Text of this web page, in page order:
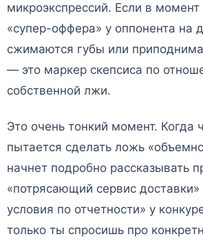
микроэкспрессий. Если в
«супер-оффера» у оппонента на
сжимаются губы или
— это маркер скепсиса по
собственной лжи.
Это очень тонкий момент. Когда
пытается сделать ложь
начнет подробно рассказывать
«потрясающий сервис доставки»
условия по отчетности» у
только ты спросишь про